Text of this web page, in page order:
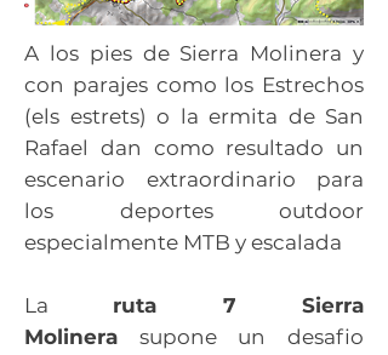
A los pies de Sierra Molinera y
con parajes como los Estrechos
(els estrets) o la ermita de San
Rafael dan como resultado un
escenario extraordinario para
los deportes outdoor
especialmente MTB y escalada
La ruta 7 Sierra
Molinera supone un desafio